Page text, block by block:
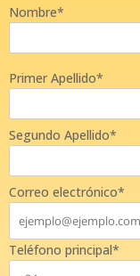
Nombre*
Primer Apellido*
Segundo Apellido*
Correo electrónico*
Teléfono principal*